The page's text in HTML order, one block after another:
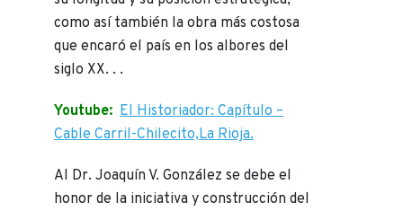
como así también la obra más costosa
que encaró el país en los albores del
siglo XX. . .
Youtube: El Historiador: Capítulo –
Cable Carril-Chilecito,La Rioja.
Al Dr. Joaquín V. González se debe el
honor de la iniciativa y construcción del